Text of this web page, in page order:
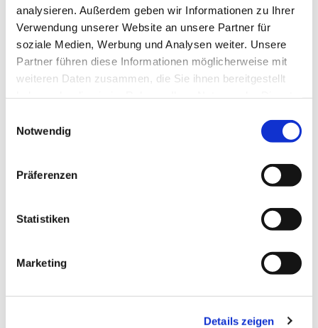
analysieren. Außerdem geben wir Informationen zu Ihrer
Verwendung unserer Website an unsere Partner für
soziale Medien, Werbung und Analysen weiter. Unsere
Partner führen diese Informationen möglicherweise mit
weiteren Daten zusammen, die Sie ihnen bereitgestellt
Notwendig
Präferenzen
Statistiken
Marketing
Details zeigen